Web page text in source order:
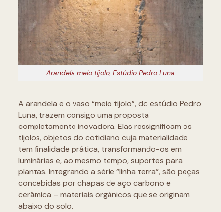
Arandela meio tijolo, Estúdio Pedro Luna
A arandela e o vaso “meio tijolo”, do estúdio Pedro
Luna, trazem consigo uma proposta
completamente inovadora. Elas ressignificam os
tijolos, objetos do cotidiano cuja materialidade
tem finalidade prática, transformando-os em
luminárias e, ao mesmo tempo, suportes para
plantas. Integrando a série “linha terra”, são peças
concebidas por chapas de aço carbono e
cerâmica – materiais orgânicos que se originam
abaixo do solo.